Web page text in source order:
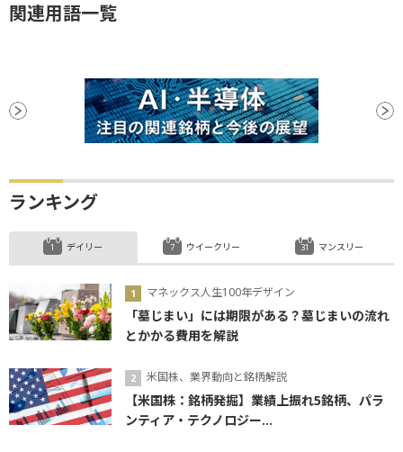
関連用語一覧
ランキング
デイリー
マネックス人生100年デザイン
「墓じまい」には期限がある？墓じまいの流れ
とかかる費用を解説
米国株、業界動向と銘柄解説
【米国株：銘柄発掘】業績上振れ5銘柄、パラ
ンティア・テクノロジー...
ウイークリー マンスリー